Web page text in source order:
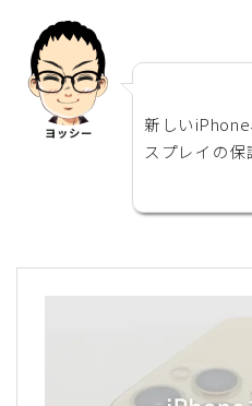
子育て
おもちゃ・ゲーム
アウトドア・防災
ファッション
見守りGPS端末
ヨッシー
新しい
スプレイの保